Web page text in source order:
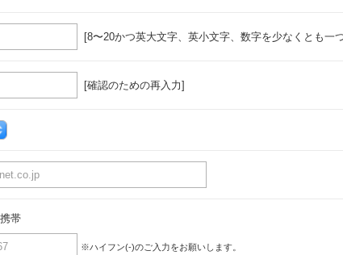
[8〜20かつ英大文字、英小文字、数字を少なくとも一
[確認のための再入力]
携帯
※ハイフン(-)のご入力をお願いします。